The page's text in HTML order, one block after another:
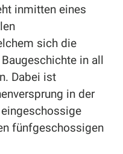
inmitten eines
sich die
in all
Dabei ist
in der
fünfgeschossigen